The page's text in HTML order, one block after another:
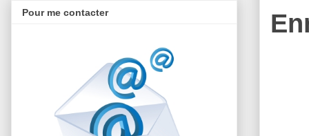
Pour me contacter